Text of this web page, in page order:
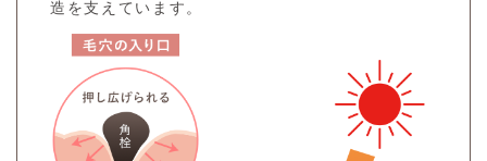
造を支えています。